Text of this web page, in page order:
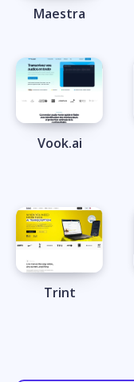
Maestra
Vook.ai
Trint